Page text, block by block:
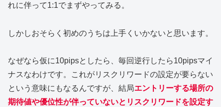
れに伴って1:1でまずやってみる。
しかしおそらく初めのうちは上手くいかないと思います。
なぜなら仮に10pipsとしたら、毎回逆行したら10pipsマイ
ナスなわけです。これがリスクリワードの設定が要らない
という意味にもなるんですが、結局エントリーする場所の
期待値や優位性が伴っていないとリスクリワードを設定す